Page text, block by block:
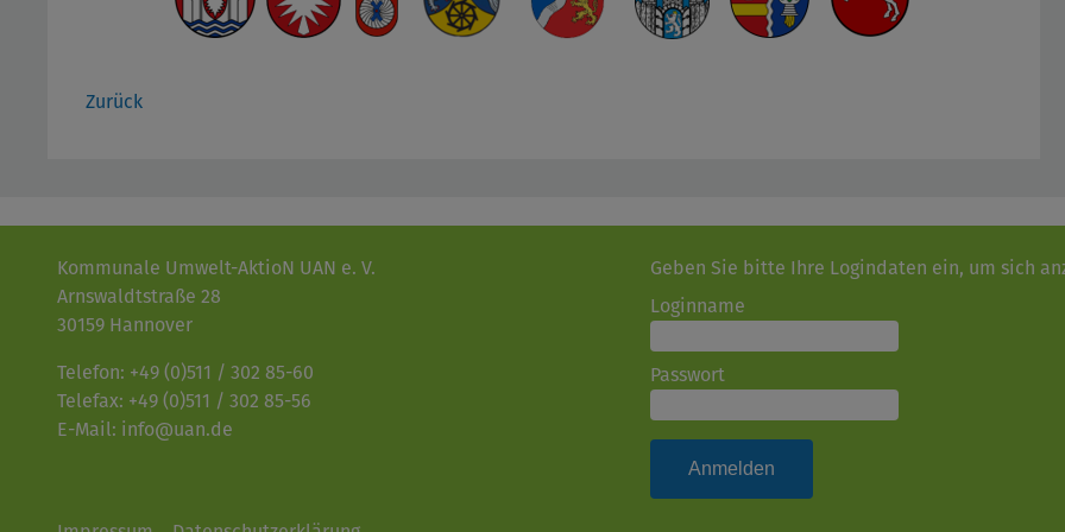
Zurück
Kommunale Umwelt-AktioN UAN e. V.
Arnswaldtstraße 28
30159 Hannover
Telefon: +49 (0)511 / 302 85-60
Telefax: +49 (0)511 / 302 85-56
E-Mail: info@uan.de
Geben Sie bitte Ihre Logindaten ein, um sich
Loginname
Passwort